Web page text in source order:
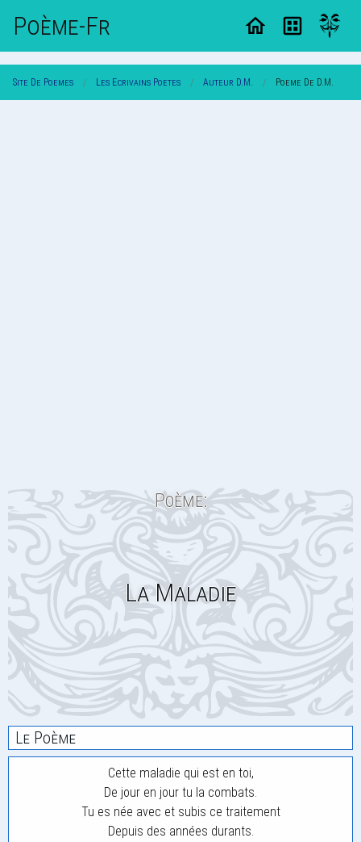
Poème-Fr
Site De Poemes Les Ecrivains Poetes Auteur D.m. Poeme De D.m.
Poème:
La Maladie
Le Poème
Cette maladie qui est en toi,
De jour en jour tu la combats.
Tu es née avec et subis ce traitement
Depuis des années durants.